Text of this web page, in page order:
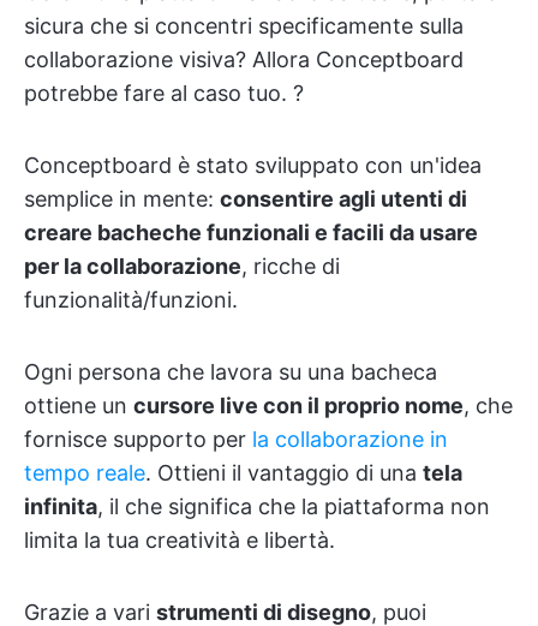
sicura che si concentri specificamente sulla
collaborazione visiva? Allora Conceptboard
potrebbe fare al caso tuo. ?
Conceptboard è stato sviluppato con un'idea
semplice in mente: consentire agli utenti di
creare bacheche funzionali e facili da usare
per la collaborazione, ricche di
funzionalità/funzioni.
Ogni persona che lavora su una bacheca
ottiene un cursore live con il proprio nome, che
fornisce supporto per la collaborazione in
tempo reale. Ottieni il vantaggio di una tela
infinita, il che significa che la piattaforma non
limita la tua creatività e libertà.
Grazie a vari strumenti di disegno, puoi